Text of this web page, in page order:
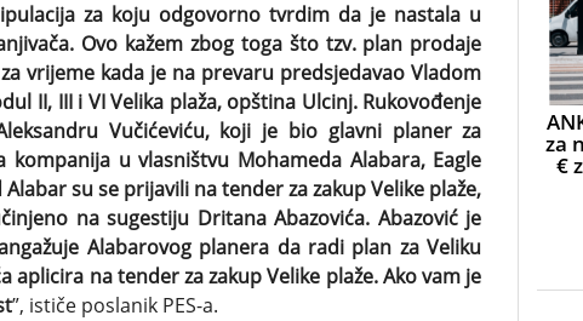
za koju odgovorno tvrdim da je nastala u
Ovo kažem zbog toga što tzv. plan prodaje
vrijeme kada je na prevaru predsjedavao Vladom
II, III i VI Velika plaža, opština Ulcinj. Rukovođenje
Vučićeviću, koji je bio glavni planer za
u vlasništvu Mohameda Alabara, Eagle
su se prijavili na tender za zakup Velike plaže,
na sugestiju Dritana Abazovića. Abazović je
Alabarovog planera da radi plan za Veliku
aplicira na tender za zakup Velike plaže. Ako vam je
”, ističe poslanik PES-a.
za
€